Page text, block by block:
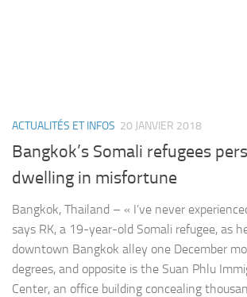
ACTUALITÉS ET INFOS 20 JANVIER 2018
Bangkok’s Somali refugees
dwelling in misfortune
Bangkok, Thailand – « I’ve never
says RK, a 19-year-old Somali refugee, as
downtown Bangkok alley one December
degrees, and opposite is the Suan Phlu
Center, an office building concealing